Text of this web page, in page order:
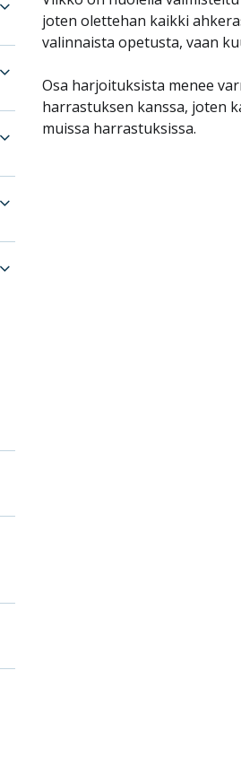
joten olettehan kaikki
valinnaista opetusta, vaan
Osa harjoituksista menee
harrastuksen kanssa, joten
muissa harrastuksissa.